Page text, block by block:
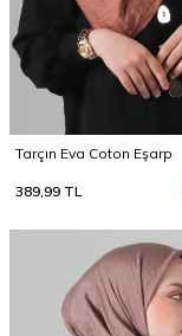
Tarçın Eva Coton Eşarp
389,99 TL